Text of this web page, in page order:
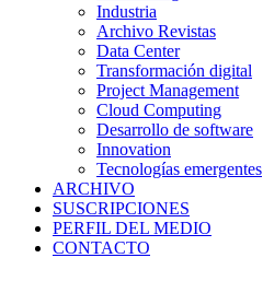
Industria
Archivo Revistas
Data Center
Transformación digital
Project Management
Cloud Computing
Desarrollo de software
Innovation
Tecnologías emergentes
ARCHIVO
SUSCRIPCIONES
PERFIL DEL MEDIO
CONTACTO